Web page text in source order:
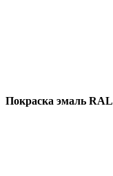
Покраска эмаль RAL